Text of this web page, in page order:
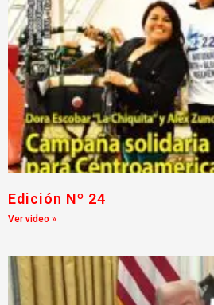
Edición Nº 24
Ver video »